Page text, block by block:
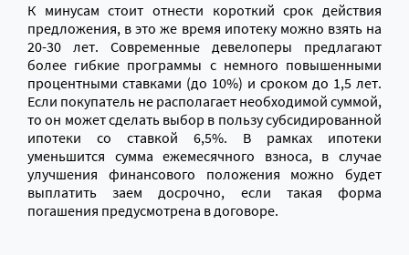
К минусам стоит отнести короткий срок действия
предложения, в это же время ипотеку можно взять на
20-30 лет. Современные девелоперы предлагают
более гибкие программы с немного повышенными
процентными ставками (до 10%) и сроком до 1,5 лет.
Если покупатель не располагает необходимой суммой,
то он может сделать выбор в пользу субсидированной
ипотеки со ставкой 6,5%. В рамках ипотеки
уменьшится сумма ежемесячного взноса, в случае
улучшения финансового положения можно будет
выплатить заем досрочно, если такая форма
погашения предусмотрена в договоре.